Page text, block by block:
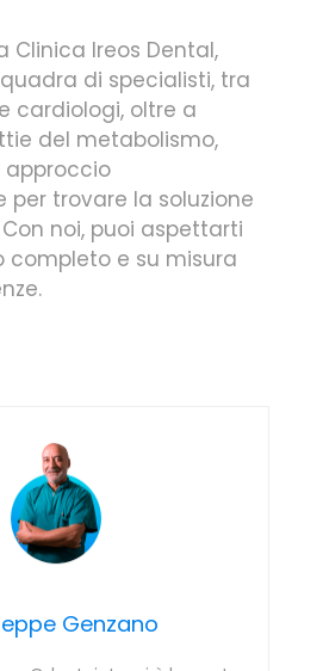
Clinica Ireos Dental,
di specialisti, tra
cardiologi, oltre a
del metabolismo,
per trovare la soluzione
noi, puoi aspettarti
e su misura
Genzano